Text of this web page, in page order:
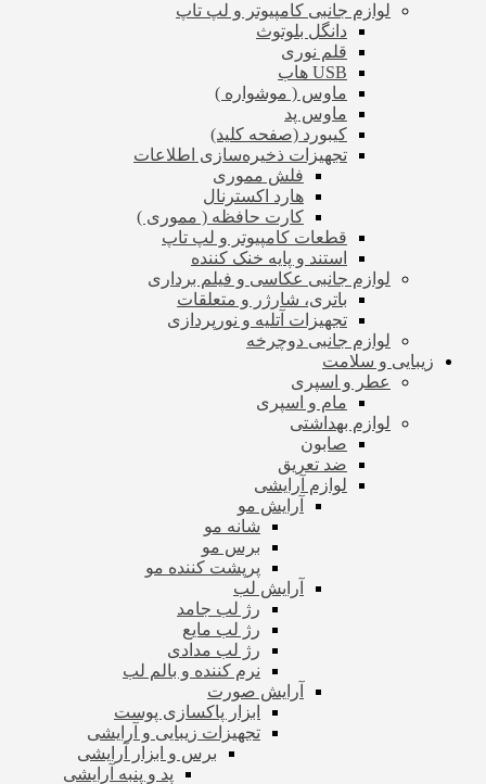
لوازم جانبی کامپیوتر و لپ تاپ
دانگل بلوتوث
قلم نوری
USB هاب
ماوس ( موشواره )
ماوس پد
کیبورد (صفحه کلید)
تجهیزات ذخیره‌سازی اطلاعات
فلش مموری
هارد اکسترنال
کارت حافظه ( مموری )
قطعات کامپیوتر و لپ تاپ
استند و پایه خنک کننده
لوازم جانبی عکاسی و فیلم برداری
باتری، شارژر و متعلقات
تجهیزات آتلیه و نورپردازی
لوازم جانبی دوچرخه
زیبایی و سلامت
عطر و اسپری
مام و اسپری
لوازم بهداشتی
صابون
ضد تعریق
لوازم آرایشی
آرایش مو
شانه مو
برس مو
پرپشت کننده مو
آرایش لب
رژ لب جامد
رژ لب مایع
رژ لب مدادی
نرم کننده و بالم لب
آرایش صورت
ابزار پاکسازی پوست
تجهیزات زیبایی و آرایشی
برس و ابزار آرایشی
پد و پنبه آرایشی